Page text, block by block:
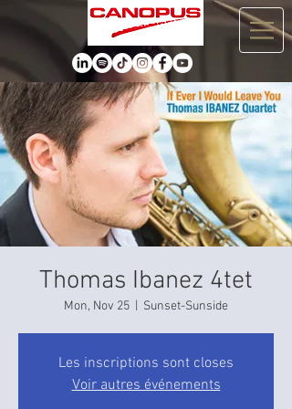
Thomas Ibanez 4tet
Mon, Nov 25 Sunset-Sunside
Les inscriptions sont closes
Voir autres événements